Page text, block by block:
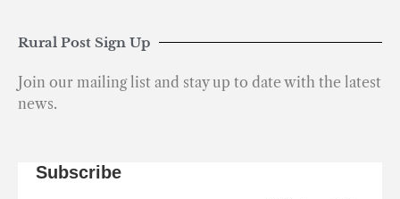
Rural Post Sign Up
Join our mailing list and stay up to date with the latest
news.
Subscribe